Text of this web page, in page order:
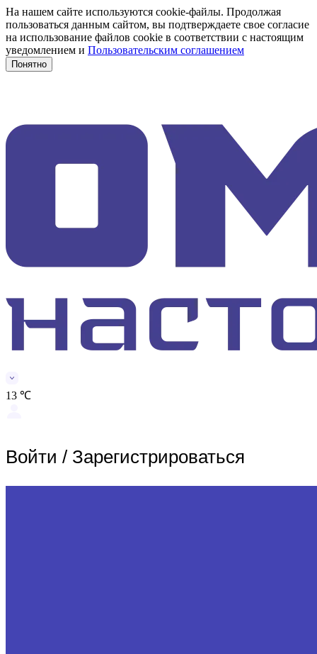
На нашем сайте используются cookie-файлы. Продолжая
пользоваться данным сайтом, вы подтверждаете свое согласие
на использование файлов cookie в соответствии с настоящим
уведомлением и Пользовательским соглашением
Понятно
13 ℃
Войти / Зарегистрироваться